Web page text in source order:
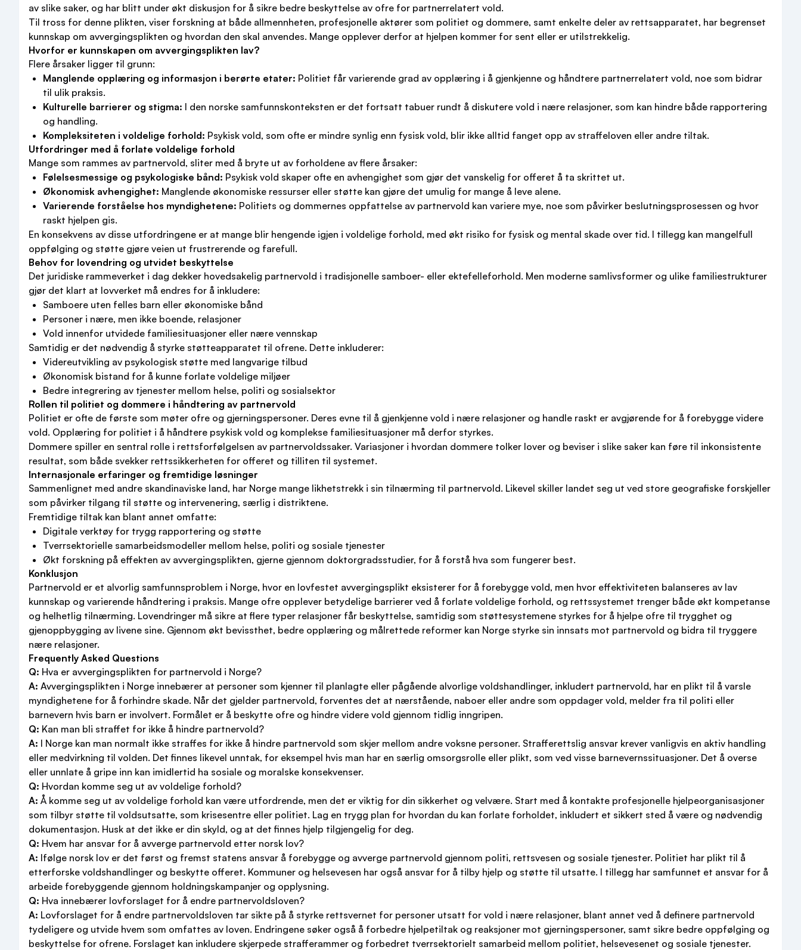
av slike saker, og har blitt under økt diskusjon for å sikre bedre beskyttelse av ofre for partnerrelatert vold.
Til tross for denne plikten, viser forskning at både allmennheten, profesjonelle aktører som politiet og dommere, samt enkelte deler av rettsapparatet, har begrenset
kunnskap om avvergingsplikten og hvordan den skal anvendes. Mange opplever derfor at hjelpen kommer for sent eller er utilstrekkelig.
Hvorfor er kunnskapen om avvergingsplikten lav?
Flere årsaker ligger til grunn:
Manglende opplæring og informasjon i berørte etater: Politiet får varierende grad av opplæring i å gjenkjenne og håndtere partnerrelatert vold, noe som bidrar
til ulik praksis.
Kulturelle barrierer og stigma: I den norske samfunnskonteksten er det fortsatt tabuer rundt å diskutere vold i nære relasjoner, som kan hindre både rapportering
og handling.
Kompleksiteten i voldelige forhold: Psykisk vold, som ofte er mindre synlig enn fysisk vold, blir ikke alltid fanget opp av straffeloven eller andre tiltak.
Utfordringer med å forlate voldelige forhold
Mange som rammes av partnervold, sliter med å bryte ut av forholdene av flere årsaker:
Følelsesmessige og psykologiske bånd: Psykisk vold skaper ofte en avhengighet som gjør det vanskelig for offeret å ta skrittet ut.
Økonomisk avhengighet: Manglende økonomiske ressurser eller støtte kan gjøre det umulig for mange å leve alene.
Varierende forståelse hos myndighetene: Politiets og dommernes oppfattelse av partnervold kan variere mye, noe som påvirker beslutningsprosessen og hvor
raskt hjelpen gis.
En konsekvens av disse utfordringene er at mange blir hengende igjen i voldelige forhold, med økt risiko for fysisk og mental skade over tid. I tillegg kan mangelfull
oppfølging og støtte gjøre veien ut frustrerende og farefull.
Behov for lovendring og utvidet beskyttelse
Det juridiske rammeverket i dag dekker hovedsakelig partnervold i tradisjonelle samboer- eller ektefelleforhold. Men moderne samlivsformer og ulike familiestrukturer
gjør det klart at lovverket må endres for å inkludere:
Samboere uten felles barn eller økonomiske bånd
Personer i nære, men ikke boende, relasjoner
Vold innenfor utvidede familiesituasjoner eller nære vennskap
Samtidig er det nødvendig å styrke støtteapparatet til ofrene. Dette inkluderer:
Videreutvikling av psykologisk støtte med langvarige tilbud
Økonomisk bistand for å kunne forlate voldelige miljøer
Bedre integrering av tjenester mellom helse, politi og sosialsektor
Rollen til politiet og dommere i håndtering av partnervold
Politiet er ofte de første som møter ofre og gjerningspersoner. Deres evne til å gjenkjenne vold i nære relasjoner og handle raskt er avgjørende for å forebygge videre
vold. Opplæring for politiet i å håndtere psykisk vold og komplekse familiesituasjoner må derfor styrkes.
Dommere spiller en sentral rolle i rettsforfølgelsen av partnervoldssaker. Variasjoner i hvordan dommere tolker lover og beviser i slike saker kan føre til inkonsistente
resultat, som både svekker rettssikkerheten for offeret og tilliten til systemet.
Internasjonale erfaringer og fremtidige løsninger
Sammenlignet med andre skandinaviske land, har Norge mange likhetstrekk i sin tilnærming til partnervold. Likevel skiller landet seg ut ved store geografiske forskjeller
som påvirker tilgang til støtte og intervenering, særlig i distriktene.
Fremtidige tiltak kan blant annet omfatte:
Digitale verktøy for trygg rapportering og støtte
Tverrsektorielle samarbeidsmodeller mellom helse, politi og sosiale tjenester
Økt forskning på effekten av avvergingsplikten, gjerne gjennom doktorgradsstudier, for å forstå hva som fungerer best.
Konklusjon
Partnervold er et alvorlig samfunnsproblem i Norge, hvor en lovfestet avvergingsplikt eksisterer for å forebygge vold, men hvor effektiviteten balanseres av lav
kunnskap og varierende håndtering i praksis. Mange ofre opplever betydelige barrierer ved å forlate voldelige forhold, og rettssystemet trenger både økt kompetanse
og helhetlig tilnærming. Lovendringer må sikre at flere typer relasjoner får beskyttelse, samtidig som støttesystemene styrkes for å hjelpe ofre til trygghet og
gjenoppbygging av livene sine. Gjennom økt bevissthet, bedre opplæring og målrettede reformer kan Norge styrke sin innsats mot partnervold og bidra til tryggere
nære relasjoner.
Frequently Asked Questions
Q: Hva er avvergingsplikten for partnervold i Norge?
A: Avvergingsplikten i Norge innebærer at personer som kjenner til planlagte eller pågående alvorlige voldshandlinger, inkludert partnervold, har en plikt til å varsle
myndighetene for å forhindre skade. Når det gjelder partnervold, forventes det at nærstående, naboer eller andre som oppdager vold, melder fra til politi eller
barnevern hvis barn er involvert. Formålet er å beskytte ofre og hindre videre vold gjennom tidlig inngripen.
Q: Kan man bli straffet for ikke å hindre partnervold?
A: I Norge kan man normalt ikke straffes for ikke å hindre partnervold som skjer mellom andre voksne personer. Strafferettslig ansvar krever vanligvis en aktiv handling
eller medvirkning til volden. Det finnes likevel unntak, for eksempel hvis man har en særlig omsorgsrolle eller plikt, som ved visse barnevernssituasjoner. Det å overse
eller unnlate å gripe inn kan imidlertid ha sosiale og moralske konsekvenser.
Q: Hvordan komme seg ut av voldelige forhold?
A: Å komme seg ut av voldelige forhold kan være utfordrende, men det er viktig for din sikkerhet og velvære. Start med å kontakte profesjonelle hjelpeorganisasjoner
som tilbyr støtte til voldsutsatte, som krisesentre eller politiet. Lag en trygg plan for hvordan du kan forlate forholdet, inkludert et sikkert sted å være og nødvendig
dokumentasjon. Husk at det ikke er din skyld, og at det finnes hjelp tilgjengelig for deg.
Q: Hvem har ansvar for å avverge partnervold etter norsk lov?
A: Ifølge norsk lov er det først og fremst statens ansvar å forebygge og avverge partnervold gjennom politi, rettsvesen og sosiale tjenester. Politiet har plikt til å
etterforske voldshandlinger og beskytte offeret. Kommuner og helsevesen har også ansvar for å tilby hjelp og støtte til utsatte. I tillegg har samfunnet et ansvar for å
arbeide forebyggende gjennom holdningskampanjer og opplysning.
Q: Hva innebærer lovforslaget for å endre partnervoldsloven?
A: Lovforslaget for å endre partnervoldsloven tar sikte på å styrke rettsvernet for personer utsatt for vold i nære relasjoner, blant annet ved å definere partnervold
tydeligere og utvide hvem som omfattes av loven. Endringene søker også å forbedre hjelpetiltak og reaksjoner mot gjerningspersoner, samt sikre bedre oppfølging og
beskyttelse for ofrene. Forslaget kan inkludere skjerpede strafferammer og forbedret tverrsektorielt samarbeid mellom politiet, helsevesenet og sosiale tjenester.